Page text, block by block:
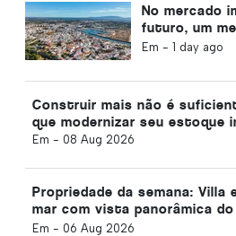
No mercado
futuro, um
tanto quanto
Em - 1 day ago
Construir mais não é
que modernizar seu estoque
Em - 08 Aug 2026
Propriedade da semana: Villa
mar com vista panorâmica
as montanhas da Arrábida
Em - 06 Aug 2026